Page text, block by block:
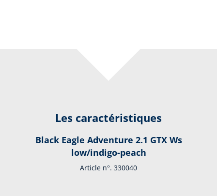
Les caractéristiques
Black Eagle Adventure 2.1 GTX Ws
low/indigo-peach
Article n°. 330040